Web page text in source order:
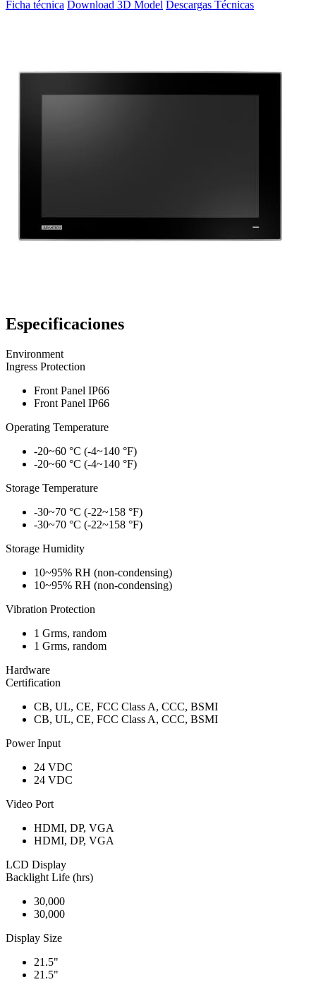
Ficha técnica Download 3D Model Descargas Técnicas
Especificaciones
Environment
Ingress Protection
Front Panel IP66
Front Panel IP66
Operating Temperature
-20~60 °C (-4~140 °F)
-20~60 °C (-4~140 °F)
Storage Temperature
-30~70 °C (-22~158 °F)
-30~70 °C (-22~158 °F)
Storage Humidity
10~95% RH (non-condensing)
10~95% RH (non-condensing)
Vibration Protection
1 Grms, random
1 Grms, random
Hardware
Certification
CB, UL, CE, FCC Class A, CCC, BSMI
CB, UL, CE, FCC Class A, CCC, BSMI
Power Input
24 VDC
24 VDC
Video Port
HDMI, DP, VGA
HDMI, DP, VGA
LCD Display
Backlight Life (hrs)
30,000
30,000
Display Size
21.5"
21.5"